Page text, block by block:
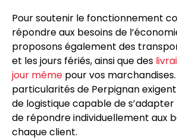
Pour soutenir le fonctionnement
répondre aux besoins de
proposons également des
et les jours fériés, ainsi que des
jour même pour vos marchandises.
particularités de Perpignan
de logistique capable de
de répondre individuellement aux
chaque client.